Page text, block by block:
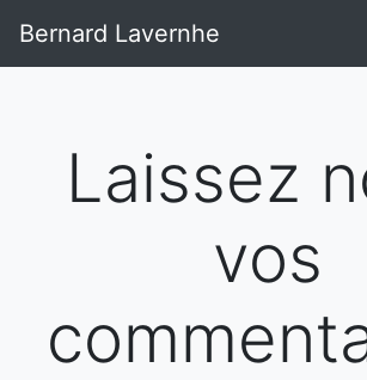
Bernard Lavernhe
Laissez
vos